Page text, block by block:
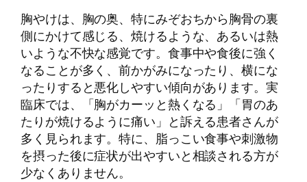
胸やけは、胸の奥、特にみぞおちから胸骨の裏
側にかけて感じる、焼けるような、あるいは熱
いような不快な感覚です。食事中や食後に強く
なることが多く、前かがみになったり、横にな
ったりすると悪化しやすい傾向があります。実
臨床では、「胸がカーッと熱くなる」「胃のあ
たりが焼けるように痛い」と訴える患者さんが
多く見られます。特に、脂っこい食事や刺激物
を摂った後に症状が出やすいと相談される方が
少なくありません。